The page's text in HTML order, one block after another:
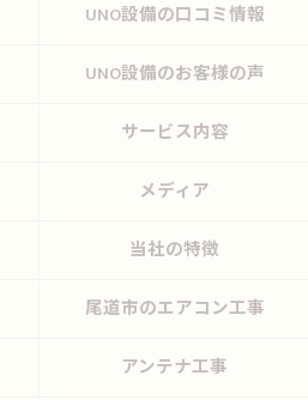
UNO設備の口コミ情報
UNO設備のお客様の声
サービス内容
メディア
当社の特徴
尾道市のエアコン工事
アンテナ工事